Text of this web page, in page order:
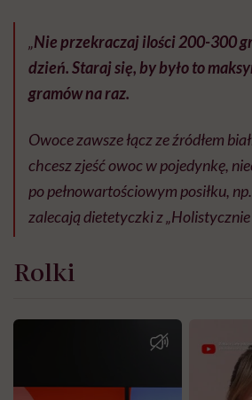
„Nie przekraczaj ilości 200-300
dzień. Staraj się, by było to
gramów na raz.
Owoce zawsze łącz ze źródłem
chcesz zjeść owoc w pojedynkę,
po pełnowartościowym posiłku,
zalecają dietetyczki z „Holistycznie
Rolki